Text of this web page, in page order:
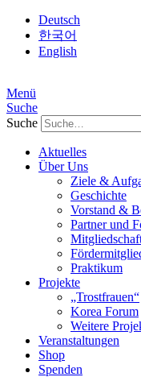
Deutsch
한국어
English
Menü
Suche
Suche
Aktuelles
Über Uns
Ziele &
Geschichte
Vorstand &
Partner und
Praktikum
Projekte
„Trostfrauen“
Korea Forum
Weitere
Veranstaltungen
Shop
Spenden